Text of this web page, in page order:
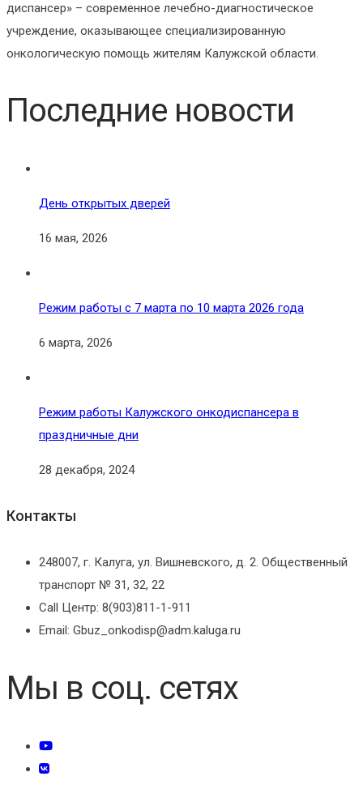
диспансер» – современное лечебно-диагностическое
учреждение, оказывающее специализированную
онкологическую помощь жителям Калужской области.
Последние новости
День открытых дверей
16 мая, 2026
Режим работы с 7 марта по 10 марта 2026 года
6 марта, 2026
Режим работы Калужского онкодиспансера в
праздничные дни
28 декабря, 2024
Контакты
248007, г. Калуга, ул. Вишневского, д. 2. Общественный
транспорт № 31, 32, 22
Call Центр: 8(903)811-1-911
Email: Gbuz_onkodisp@adm.kaluga.ru
Мы в соц. сетях